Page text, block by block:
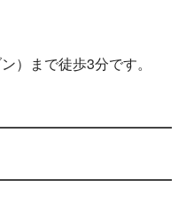
）まで徒歩3分です。